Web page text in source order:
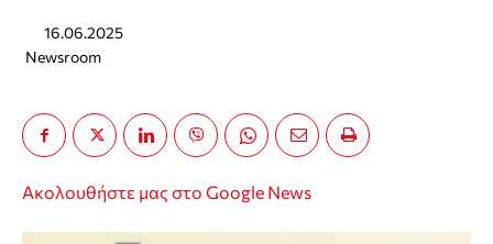
16.06.2025
Newsroom
Ακολουθήστε μας στο Google News